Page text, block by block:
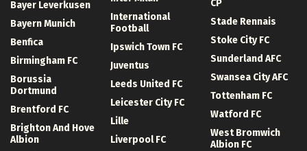
Bayer Leverkusen
Bayern Munich
Benfica
Birmingham FC
Borussia
Dortmund
Brentford FC
Brighton And Hove
Albion
International
Football
Ipswich Town FC
Juventus
Leeds United FC
Leicester City FC
Lille
Liverpool FC
CP
Stade Rennais
Stoke City FC
Sunderland AFC
Swansea City AFC
Tottenham FC
Watford FC
West Bromwich
Albion FC